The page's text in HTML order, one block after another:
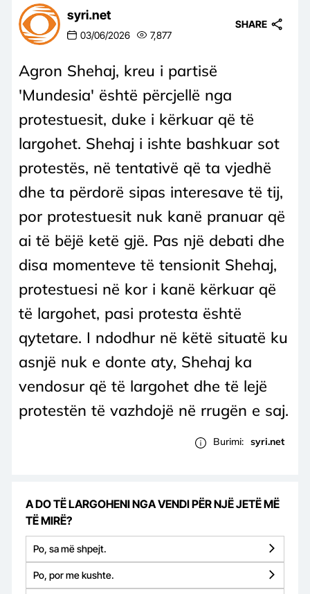
syri.net
03/06/2026 7,877
SHARE
Agron Shehaj, kreu i partisë
'Mundesia' është përcjellë nga
protestuesit, duke i kërkuar që të
largohet. Shehaj i ishte bashkuar sot
protestës, në tentativë që ta vjedhë
dhe ta përdorë sipas interesave të tij,
por protestuesit nuk kanë pranuar që
ai të bëjë ketë gjë. Pas një debati dhe
disa momenteve të tensionit Shehaj,
protestuesi në kor i kanë kërkuar që
të largohet, pasi protesta është
qytetare. I ndodhur në këtë situatë ku
asnjë nuk e donte aty, Shehaj ka
vendosur që të largohet dhe të lejë
protestën të vazhdojë në rrugën e saj.
Burimi: syri.net
A DO TË LARGOHENI NGA VENDI PËR NJË JETË MË
TË MIRË?
Po, sa më shpejt.
Po, por me kushte.